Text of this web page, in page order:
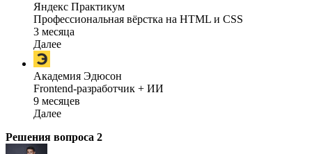
Яндекс Практикум
Профессиональная вёрстка на HTML и CSS
3 месяца
Далее
Академия Эдюсон
Frontend-разработчик + ИИ
9 месяцев
Далее
Решения вопроса 2